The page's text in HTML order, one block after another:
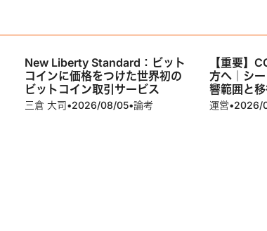
New Liberty Standard：ビット
コインに価格をつけた世界初の
ビットコイン取引サービス
三倉 大司•2026/08/05•論考
【重要】
方へ｜シ
響範囲と
運営•2026/